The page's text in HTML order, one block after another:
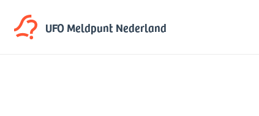
UFO MeldpuntNederland